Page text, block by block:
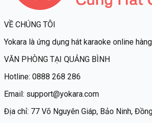
VỀ CHÚNG TÔI
Yokara là ứng dụng hát karaoke online
VĂN PHÒNG TẠI QUẢNG BÌNH
Hotline: 0888 268 286
Email: support@yokara.com
Địa chỉ: 77 Võ Nguyên Giáp, Bảo Ninh,